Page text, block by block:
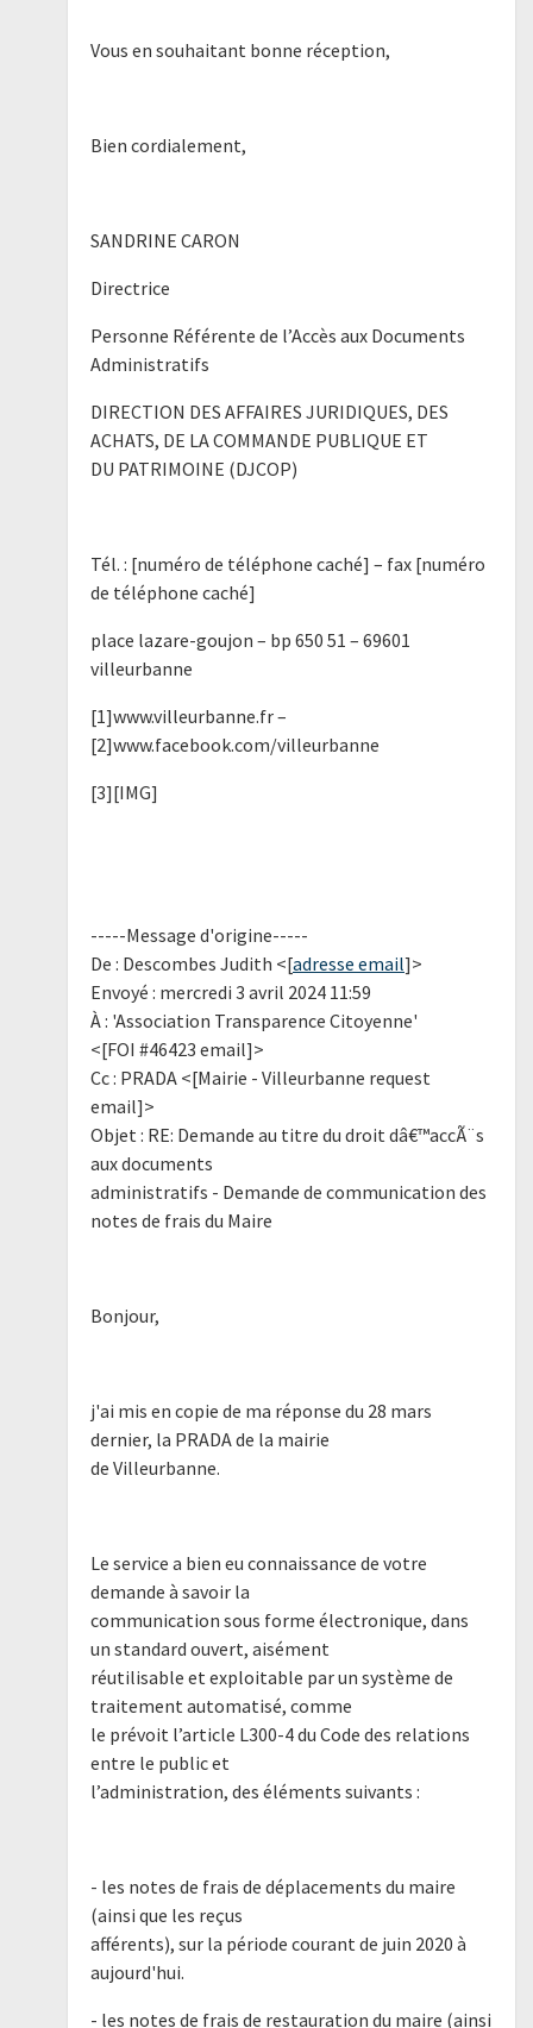
Vous en souhaitant bonne réception,
Bien cordialement,
SANDRINE CARON
Directrice
Personne Référente de l’Accès aux Documents
Administratifs
DIRECTION DES AFFAIRES JURIDIQUES, DES
ACHATS, DE LA COMMANDE PUBLIQUE ET
DU PATRIMOINE (DJCOP)
Tél. : [numéro de téléphone caché] – fax [numéro
de téléphone caché]
place lazare-goujon – bp 650 51 – 69601
villeurbanne
[1]www.villeurbanne.fr –
[2]www.facebook.com/villeurbanne
[3][IMG]
-----Message d'origine-----
De : Descombes Judith <[adresse email]>
Envoyé : mercredi 3 avril 2024 11:59
À : 'Association Transparence Citoyenne'
<[FOI #46423 email]>
Cc : PRADA <[Mairie - Villeurbanne request
email]>
Objet : RE: Demande au titre du droit dâ€™accÃ¨s
aux documents
administratifs - Demande de communication des
notes de frais du Maire
Bonjour,
j'ai mis en copie de ma réponse du 28 mars
dernier, la PRADA de la mairie
de Villeurbanne.
Le service a bien eu connaissance de votre
demande à savoir la
communication sous forme électronique, dans
un standard ouvert, aisément
réutilisable et exploitable par un système de
traitement automatisé, comme
le prévoit l’article L300-4 du Code des relations
entre le public et
l’administration, des éléments suivants :
- les notes de frais de déplacements du maire
(ainsi que les reçus
afférents), sur la période courant de juin 2020 à
aujourd'hui.
- les notes de frais de restauration du maire (ainsi